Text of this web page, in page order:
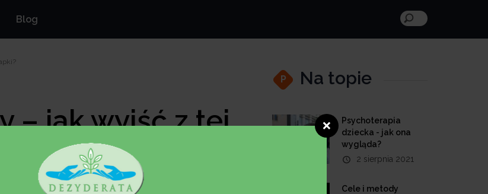
Blog
– jak wyjść z tej
P Na topie
Psychoterapia
dziecka - jak ona
wygląda?
2 sierpnia 2021
Cele i metody
❌